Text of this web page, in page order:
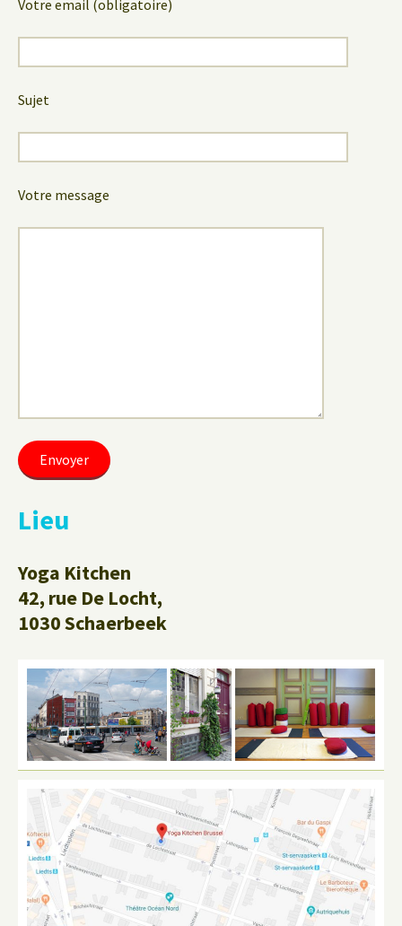
Votre email (obligatoire)
Sujet
Votre message
Lieu
Yoga Kitchen
42, rue De Locht,
1030 Schaerbeek